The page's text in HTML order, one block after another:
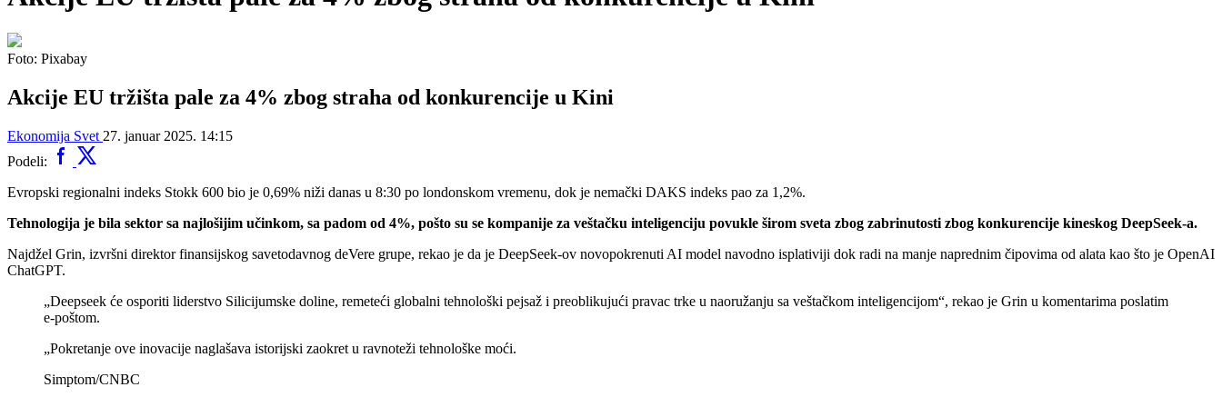
Foto: Pixabay
Akcije EU tržišta pale za 4% zbog straha od konkurencije u Kini
Ekonomija Svet 27. januar 2025. 14:15
Podeli:
Evropski regionalni indeks Stokk 600 bio je 0,69% niži danas u 8:30 po londonskom vremenu, dok je nemački DAKS indeks pao za 1,2%.
Tehnologija je bila sektor sa najlošijim učinkom, sa padom od 4%, pošto su se kompanije za veštačku inteligenciju povukle širom sveta zbog zabrinutosti zbog konkurencije kineskog DeepSeek-a.
Najdžel Grin, izvršni direktor finansijskog savetodavnog deVere grupe, rekao je da je DeepSeek-ov novopokrenuti AI model navodno isplativiji dok radi na manje naprednim čipovima od alata kao što je OpenAI
ChatGPT.
„Deepseek će osporiti liderstvo Silicijumske doline, remeteći globalni tehnološki pejsaž i preoblikujući pravac trke u naoružanju sa veštačkom inteligencijom“, rekao je Grin u komentarima poslatim
e-poštom.
„Pokretanje ove inovacije naglašava istorijski zaokret u ravnoteži tehnološke moći.
Simptom/CNBC